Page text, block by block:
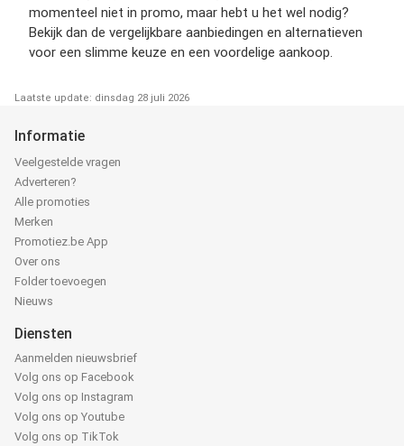
momenteel niet in promo, maar hebt u het wel nodig?
Bekijk dan de vergelijkbare aanbiedingen en alternatieven
voor een slimme keuze en een voordelige aankoop.
Laatste update: dinsdag 28 juli 2026
Informatie
Veelgestelde vragen
Adverteren?
Alle promoties
Merken
Promotiez.be App
Over ons
Folder toevoegen
Nieuws
Diensten
Aanmelden nieuwsbrief
Volg ons op Facebook
Volg ons op Instagram
Volg ons op Youtube
Volg ons op TikTok